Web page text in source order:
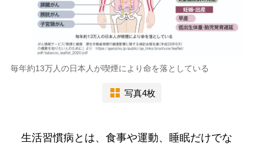
毎年約13万人の日本人が喫煙により命を落としている
写真4枚
生活習慣病とは、食事や運動、睡眠だけでな